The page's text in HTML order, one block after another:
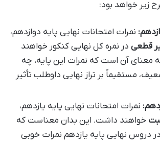
نمرات امتحانات نهایی پایه دوازدهم،
در نمره کل نهایی کنکور خواهند
معنای آن است که نمرات این پایه، چه
مستقیماً بر تراز نهایی داوطلب تأثیر
نمرات امتحانات نهایی پایه یازدهم،
خواهند داشت. این بدان معناست که
دروس نهایی پایه یازدهم نمرات خوبی